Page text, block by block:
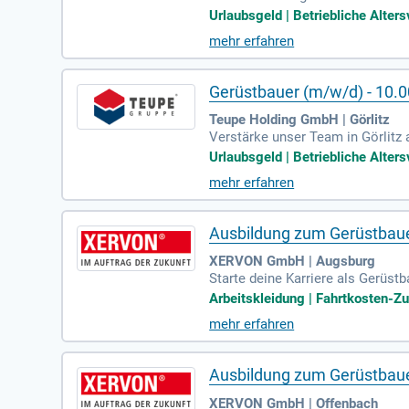
ben umfassen den Auf-, Um-
ferung unserer Baustellen im
Gerüstbau ist erforderlich.
erer Projekte bei. Profitieren Sie
Urlaubsgeld | Betriebliche
mehr erfahren
Gerüstbauer (m/w/d) -
Teupe Holding GmbH | Görlitz
Verstärke unser Team in Görlitz
uf-, Um- und Abbau von
gjährige Erfahrung mit und
l. Zusätzlich bieten wir
etzt und profitiere von den
Urlaubsgeld | Betriebliche
mehr erfahren
Ausbildung zum
XERVON GmbH | Augsburg
Starte deine Karriere als
sbildung in einem führenden
eren Transport von
b dich jetzt bei XERVON und
Arbeitskleidung | Fahrtkosten-
mehr erfahren
Ausbildung zum
XERVON GmbH | Offenbach